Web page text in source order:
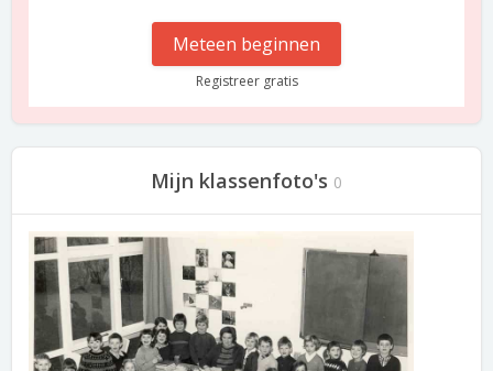
Meteen beginnen
Registreer gratis
Mijn klassenfoto's 0